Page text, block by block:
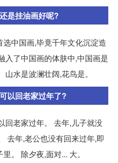
是挂油画好呢?
中国画,毕竟千年文化沉淀造
入了中国画的体肤中,中国画是
水是波澜壮阔,花鸟是。
以回老家过年了?
回老家过年。 去年,儿子就没
去年,老公也没有回来过年,即
。 除夕夜,面对... 大。